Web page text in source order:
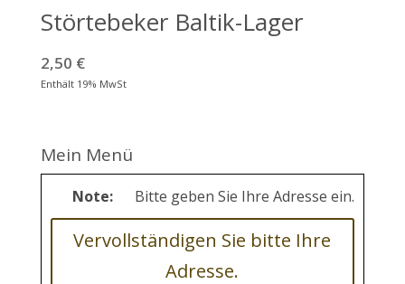
Störtebeker Baltik-Lager
2,50 €
Enthält 19% MwSt
Mein Menü
Note: Bitte geben Sie Ihre Adresse ein.
Vervollständigen Sie bitte Ihre
Adresse.